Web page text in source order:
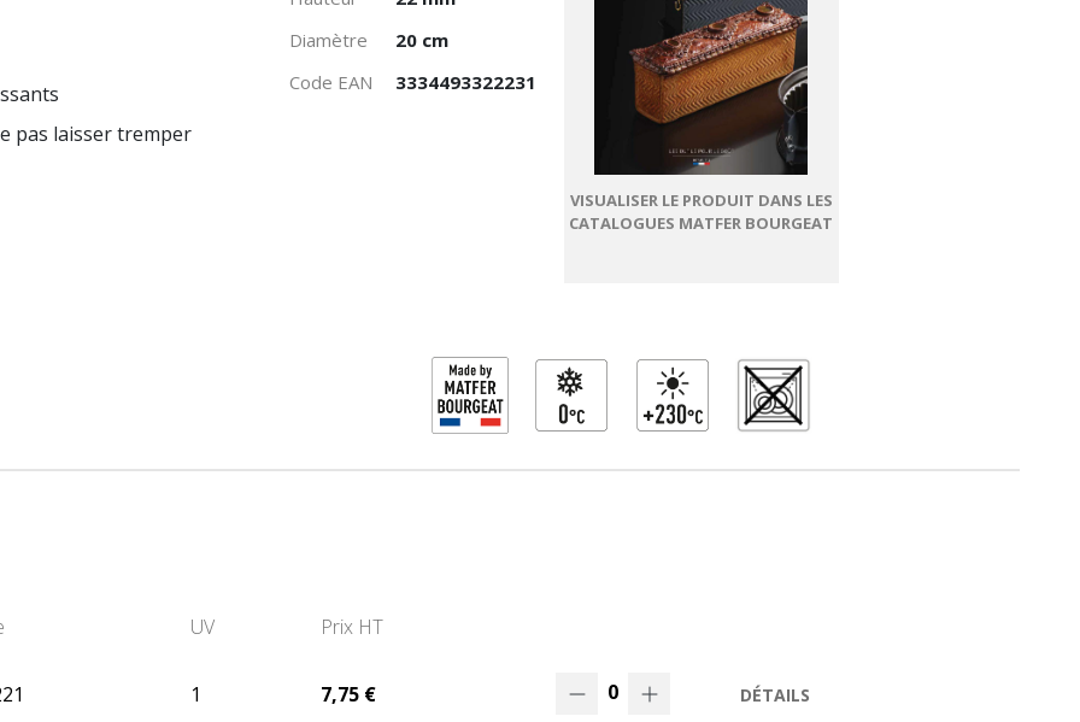
pas laisser tremper
Diamètre
20 cm
Code EAN
3334493322231
VISUALISER LE PRODUIT DANS LES
CATALOGUES MATFER BOURGEAT
UV Prix HT
1 7,75 € 0 DÉTAILS